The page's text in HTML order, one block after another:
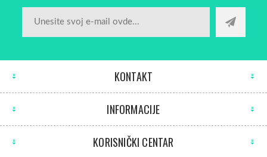
KONTAKT
INFORMACIJE
KORISNIČKI CENTAR